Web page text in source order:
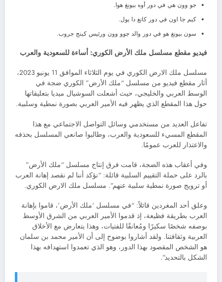
جو وون هي في دور أوه بيونغ هوا.
كيم جا اون في دور كانغ دا يول.
سون بيونغ هو في دور والد جوو وون ورئيس كينج جروب.
فيديو مقطع مسلسل ملك الأرض الكوري: أساءة للسعودية والعرب
مسلسل ملك الارض الكوري في يوم الثلاثاء الموافق 11 يونيو 2023،
أثار مقطع فيديو من مسلسل “ملك الأرض” الكوري ضجة في
الوسط العربي والخليجي، حيث أشعلت السوشيال ميديا بتعليقاتها
حول هذا المقطع الذي يظهر فيه الأمير العربي بصورة نمطية وسلبية.
تفاعل العديد من مستخدمي وسائل التواصل الاجتماعي مع هذا
المقطع المسيء للسعودية والعرب، وطالبوا صانعي المسلسل بحذفه
والاعتذار للعرب عمومًا.
وفي أعقاب هذه الضجة، قامت فرق إنتاج مسلسل “ملك الأرض”
بالرد على حملة التقييم السلبية قائلة: “نؤكد أننا لم نقصد إهانة العرب
أو ترويج صورة نمطية سلبية عنهم”. مسلسل ملك الارض الكوري.
وعلق أحد المغردين قائلاً: “في مسلسل ‘ملك الأرض’، قاموا بإهانة
العرب بطريقة فظيعة، إذ قدموا الأمير العربي من الشرق الأوسط
بوصفه شخصًا سكيرًا ومُعانقًا للفتيات، وهذا يتعارض مع الأخلاق
العربية وثقافتنا. ولقد أشاروا بوضوح إلى أن الأمير محمد بن سلمان
هو الشخص المقصود بهذا الدور، وهو الذي تعمدوا استهدافه بهذا
الشكل بالتحديد”.